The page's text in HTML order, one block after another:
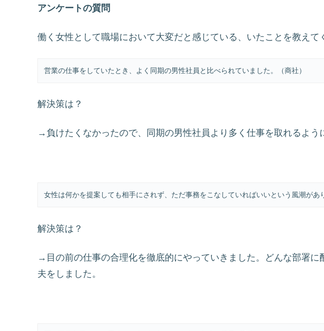
アンケートの質問
働く女性として職場において大変だと感じている、いたことを教えて
営業の仕事をしていたとき、よく同期の男性社員と比べられていました。（商社）
解決策は？
→負けたくなかったので、同期の男性社員より多く仕事を取れるよう
女性は何かを提案しても相手にされず、ただ事務をこなしていればいいという風潮があ
解決策は？
→目の前の仕事の合理化を徹底的にやっていきました。どんな部署に
夫をしました。